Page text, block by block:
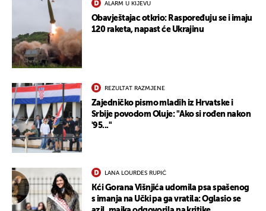
ALARM U KIJEVU
Obavještajac otkrio: Raspoređuju se i imaju
120 raketa, napast će Ukrajinu
REZULTAT RAZMJENE
Zajedničko pismo mladih iz Hrvatske i
Srbije povodom Oluje: "Ako si rođen nakon
'95..."
LANA LOURDES RUPIĆ
Kći Gorana Višnjića udomila psa spašenog
s imanja na Učki pa ga vratila: Oglasio se